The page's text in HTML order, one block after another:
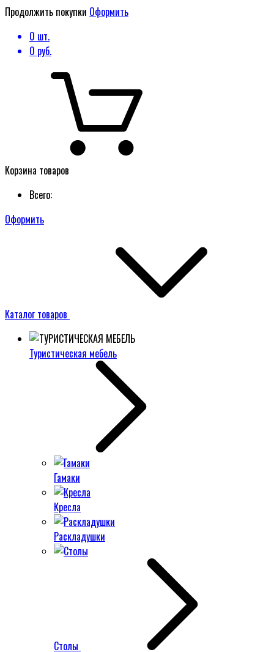
Продолжить покупки Оформить
0 шт.
0 руб.
Корзина товаров
Всего:
Оформить
Каталог товаров
Туристическая мебель
Гамаки
Кресла
Раскладушки
Столы